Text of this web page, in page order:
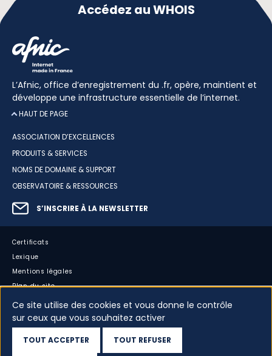
Accédez au WHOIS
L’Afnic, office d’enregistrement du .fr, opère, maintient et
développe une infrastructure essentielle de l’internet.
HAUT DE PAGE
ASSOCIATION D’EXCELLENCES
PRODUITS & SERVICES
NOMS DE DOMAINE & SUPPORT
OBSERVATOIRE & RESSOURCES
S’INSCRIRE À LA NEWSLETTER
Certificats
Lexique
Mentions légales
Plan du site
Accessibilité : partiellement conforme
Cookies
Vos données
Dispositif d’alerte
Ce site utilise des cookies et vous donne le contrôle
sur ceux que vous souhaitez activer
TOUT ACCEPTER TOUT REFUSER